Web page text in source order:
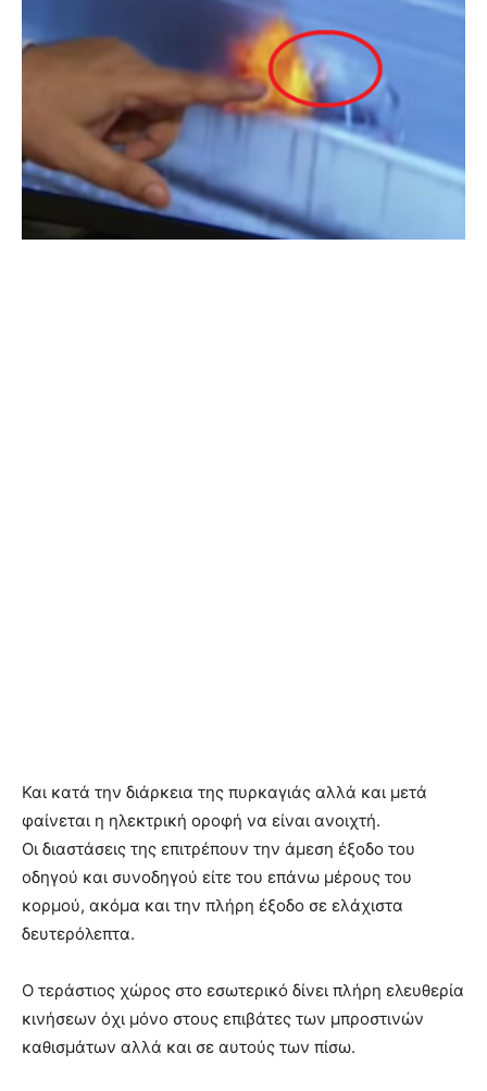
Και κατά την διάρκεια της πυρκαγιάς αλλά και μετά
φαίνεται η ηλεκτρική οροφή να είναι ανοιχτή.
Οι διαστάσεις της επιτρέπουν την άμεση έξοδο του
οδηγού και συνοδηγού είτε του επάνω μέρους του
κορμού, ακόμα και την πλήρη έξοδο σε ελάχιστα
δευτερόλεπτα.
Ο τεράστιος χώρος στο εσωτερικό δίνει πλήρη ελευθερία
κινήσεων όχι μόνο στους επιβάτες των μπροστινών
καθισμάτων αλλά και σε αυτούς των πίσω.